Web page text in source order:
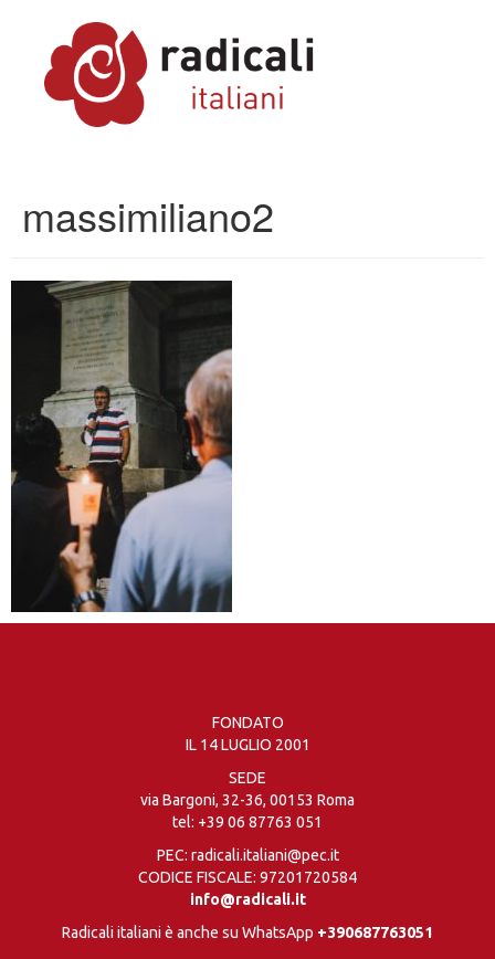
massimiliano2
FONDATO
IL 14 LUGLIO 2001
SEDE
via Bargoni, 32-36, 00153 Roma
tel: +39 06 87763 051
PEC: radicali.italiani@pec.it
CODICE FISCALE: 97201720584
info@radicali.it
Radicali italiani è anche su WhatsApp +390687763051